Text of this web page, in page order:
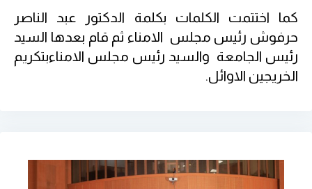
كما اختتمت الكلمات بكلمة الدكتور عبد الناصر
حرفوش رئيس مجلس الامناء ثم قام بعدها السيد
رئيس الجامعة والسيد رئيس مجلس الامناءبتكريم
الخريجين الاوائل.